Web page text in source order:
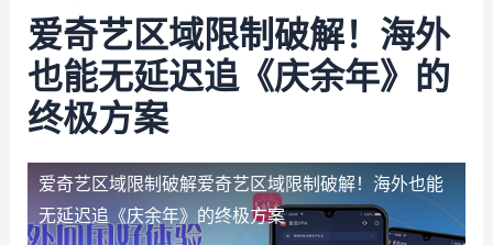
爱奇艺区域限制破解！海外
也能无延迟追《庆余年》的
终极方案
爱奇艺区域限制破解爱奇艺区域限制破解！海外也能
无延迟追《庆余年》的终极方案